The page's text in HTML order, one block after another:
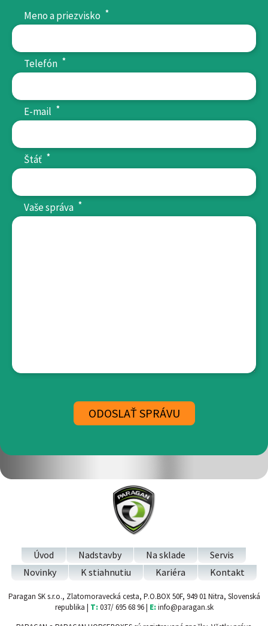
Meno a priezvisko *
Telefón *
E-mail *
Štáť *
Vaše správa *
Úvod Nadstavby Na sklade
Servis
Novinky
K stiahnutiu Kariéra Kontakt
Paragan SK s.r.o., Zlatomoravecká cesta, P.O.BOX 50F, 949 01 Nitra, Slovenská
republika | T:037/ 695 68 96 | E:info@paragan.sk